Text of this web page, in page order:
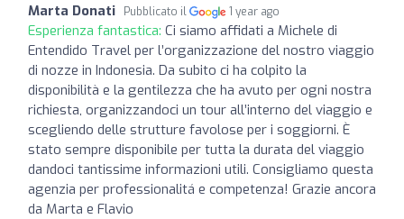
Marta Donati Pubblicato il 1 year ago
Esperienza fantastica: Ci siamo affidati a Michele di
Entendido Travel per l’organizzazione del nostro viaggio
di nozze in Indonesia. Da subito ci ha colpito la
disponibilità e la gentilezza che ha avuto per ogni nostra
richiesta, organizzandoci un tour all’interno del viaggio e
scegliendo delle strutture favolose per i soggiorni. È
stato sempre disponibile per tutta la durata del viaggio
dandoci tantissime informazioni utili. Consigliamo questa
agenzia per professionalitá e competenza! Grazie ancora
da Marta e Flavio